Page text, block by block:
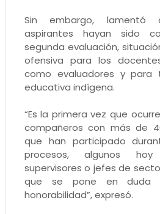
Sin embargo, lamentó
aspirantes hayan sido
segunda evaluación,
ofensiva para los
como evaluadores y para
educativa indígena.
“Es la primera vez que
compañeros con más de
que han participado
procesos, algunos
supervisores o jefes de
que se pone en duda
honorabilidad”, expresó.